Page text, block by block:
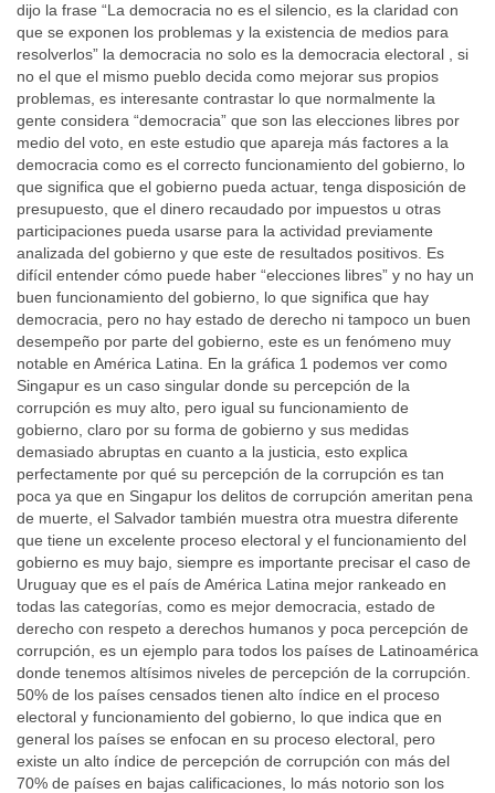
dijo la frase “La democracia no es el silencio, es la claridad con
que se exponen los problemas y la existencia de medios para
resolverlos” la democracia no solo es la democracia electoral , si
no el que el mismo pueblo decida como mejorar sus propios
problemas, es interesante contrastar lo que normalmente la
gente considera “democracia” que son las elecciones libres por
medio del voto, en este estudio que apareja más factores a la
democracia como es el correcto funcionamiento del gobierno, lo
que significa que el gobierno pueda actuar, tenga disposición de
presupuesto, que el dinero recaudado por impuestos u otras
participaciones pueda usarse para la actividad previamente
analizada del gobierno y que este de resultados positivos. Es
difícil entender cómo puede haber “elecciones libres” y no hay un
buen funcionamiento del gobierno, lo que significa que hay
democracia, pero no hay estado de derecho ni tampoco un buen
desempeño por parte del gobierno, este es un fenómeno muy
notable en América Latina. En la gráfica 1 podemos ver como
Singapur es un caso singular donde su percepción de la
corrupción es muy alto, pero igual su funcionamiento de
gobierno, claro por su forma de gobierno y sus medidas
demasiado abruptas en cuanto a la justicia, esto explica
perfectamente por qué su percepción de la corrupción es tan
poca ya que en Singapur los delitos de corrupción ameritan pena
de muerte, el Salvador también muestra otra muestra diferente
que tiene un excelente proceso electoral y el funcionamiento del
gobierno es muy bajo, siempre es importante precisar el caso de
Uruguay que es el país de América Latina mejor rankeado en
todas las categorías, como es mejor democracia, estado de
derecho con respeto a derechos humanos y poca percepción de
corrupción, es un ejemplo para todos los países de Latinoamérica
donde tenemos altísimos niveles de percepción de la corrupción.
50% de los países censados tienen alto índice en el proceso
electoral y funcionamiento del gobierno, lo que indica que en
general los países se enfocan en su proceso electoral, pero
existe un alto índice de percepción de corrupción con más del
70% de países en bajas calificaciones, lo más notorio son los